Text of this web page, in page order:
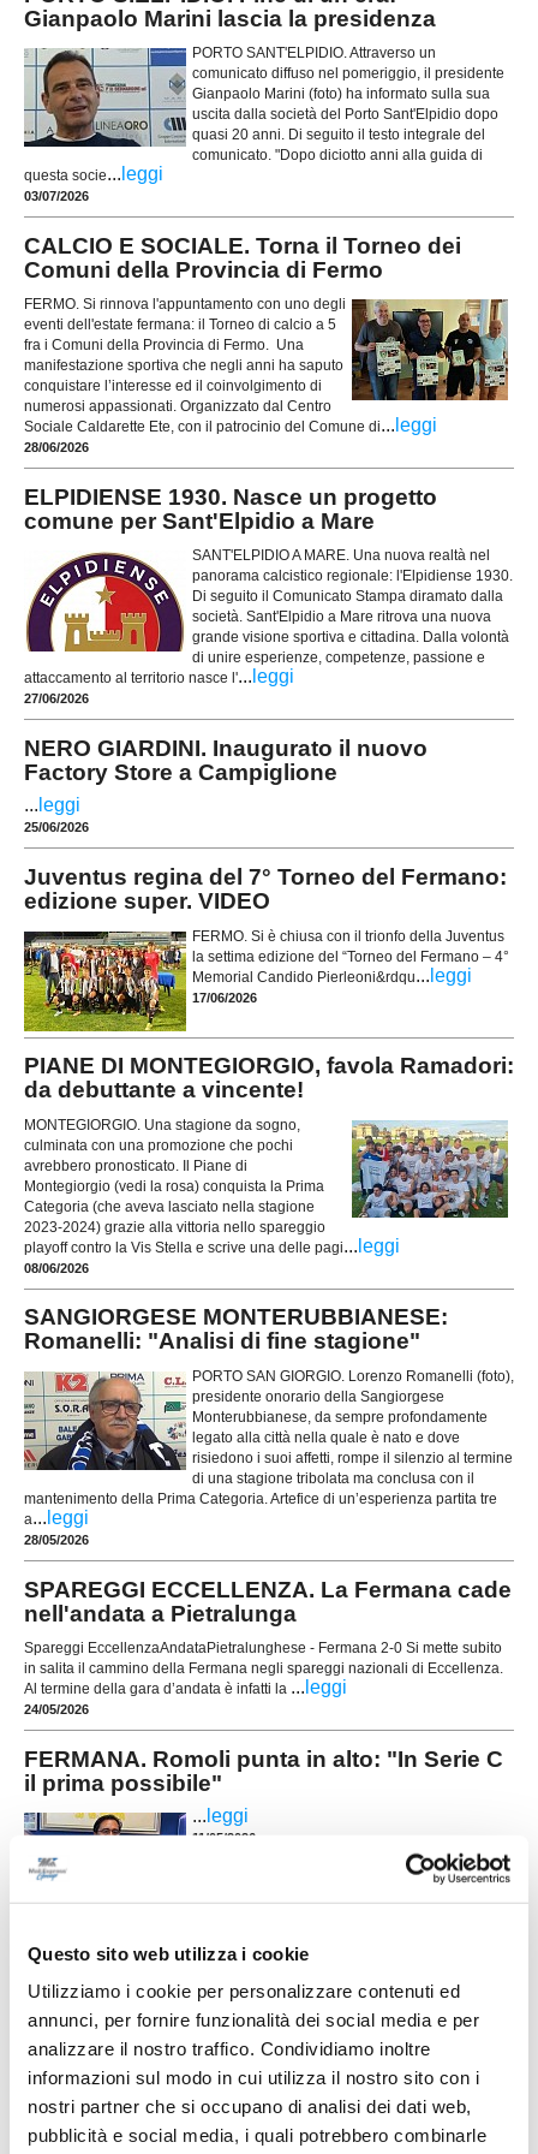
Questo sito web utilizza i cookie
Utilizziamo i cookie per personalizzare contenuti ed
annunci, per fornire funzionalità dei social media e per
analizzare il nostro traffico. Condividiamo inoltre
informazioni sul modo in cui utilizza il nostro sito con i
nostri partner che si occupano di analisi dei dati web,
pubblicità e social media, i quali potrebbero combinarle
Gianpaolo Marini lascia la presidenza
PORTO SANT'ELPIDIO. Attraverso un
comunicato diffuso nel pomeriggio, il presidente
Gianpaolo Marini (foto) ha informato sulla sua
uscita dalla società del Porto Sant'Elpidio dopo
quasi 20 anni. Di seguito il testo integrale del
comunicato. "Dopo diciotto anni alla guida di
questa socie... leggi
03/07/2026
CALCIO E SOCIALE. Torna il Torneo dei
Comuni della Provincia di Fermo
FERMO. Si rinnova l'appuntamento con uno degli
eventi dell'estate fermana: il Torneo di calcio a 5
fra i Comuni della Provincia di Fermo. Una
manifestazione sportiva che negli anni ha saputo
conquistare l’interesse ed il coinvolgimento di
numerosi appassionati. Organizzato dal Centro
Sociale Caldarette Ete, con il patrocinio del Comune di... leggi
28/06/2026
ELPIDIENSE 1930. Nasce un progetto
comune per Sant'Elpidio a Mare
SANT'ELPIDIO A MARE. Una nuova realtà nel
panorama calcistico regionale: l'Elpidiense 1930.
Di seguito il Comunicato Stampa diramato dalla
società. Sant'Elpidio a Mare ritrova una nuova
grande visione sportiva e cittadina. Dalla volontà
di unire esperienze, competenze, passione e
attaccamento al territorio nasce l'... leggi
27/06/2026
NERO GIARDINI. Inaugurato il nuovo
Factory Store a Campiglione
... leggi
25/06/2026
Juventus regina del 7° Torneo del Fermano:
edizione super. VIDEO
FERMO. Si è chiusa con il trionfo della Juventus
la settima edizione del “Torneo del Fermano – 4°
Memorial Candido Pierleoni&rdqu... leggi
17/06/2026
PIANE DI MONTEGIORGIO, favola Ramadori:
da debuttante a vincente!
MONTEGIORGIO. Una stagione da sogno,
culminata con una promozione che pochi
avrebbero pronosticato. Il Piane di
Montegiorgio (vedi la rosa) conquista la Prima
Categoria (che aveva lasciato nella stagione
2023-2024) grazie alla vittoria nello spareggio
playoff contro la Vis Stella e scrive una delle pagi... leggi
08/06/2026
SANGIORGESE MONTERUBBIANESE:
Romanelli: "Analisi di fine stagione"
PORTO SAN GIORGIO. Lorenzo Romanelli (foto),
presidente onorario della Sangiorgese
Monterubbianese, da sempre profondamente
legato alla città nella quale è nato e dove
risiedono i suoi affetti, rompe il silenzio al termine
di una stagione tribolata ma conclusa con il
mantenimento della Prima Categoria. Artefice di un’esperienza partita tre
a... leggi
28/05/2026
SPAREGGI ECCELLENZA. La Fermana cade
nell'andata a Pietralunga
Spareggi EccellenzaAndataPietralunghese - Fermana 2-0 Si mette subito
in salita il cammino della Fermana negli spareggi nazionali di Eccellenza.
Al termine della gara d’andata è infatti la ... leggi
24/05/2026
FERMANA. Romoli punta in alto: "In Serie C
il prima possibile"
... leggi
11/05/2026
TORNEO DEL FERMANO, 35 squadre per la
settima edizione
della Provincia di Fermo la settima edizione del
“Torneo del Fermano – 4° Memorial Candido
Pierleoni”, manifestazione calcistica giovanile
(categoria Esordienti) organizzata dall’AFC
Fermo. Cerimonieri di giornata Donatello Recchi
(deus ex machina della manifestazione) e Gi...leggi